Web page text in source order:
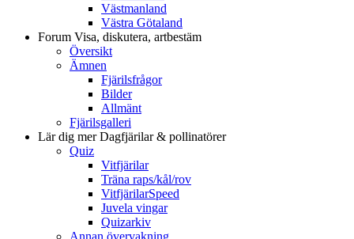
Västmanland
Västra Götaland
Forum Visa, diskutera, artbestäm
Översikt
Ämnen
Fjärilsfrågor
Bilder
Allmänt
Fjärilsgalleri
Lär dig merDagfjärilar & pollinatörer
Quiz
Vitfjärilar
Träna raps/kål/rov
VitfjärilarSpeed
Juvela vingar
Quizarkiv
Annan övervakning